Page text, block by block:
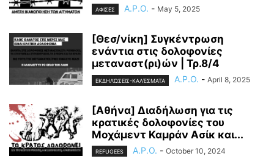
ΑΦΙΣΕΣ A.P.O. - May 5, 2025
[Θεσ/νίκη] Συγκέντρωση
ενάντια στις δολοφονίες
μεταναστ(ρι)ών | Τρ.8/4
ΕΚΔΗΛΏΣΕΙΣ-ΚΑΛΈΣΜΑΤΑ A.P.O. - April 8, 2025
[Αθήνα] Διαδήλωση για τις
κρατικές δολοφονίες του
Μοχάμεντ Καμράν Ασίκ και...
REFUGEES A.P.O. - October 10, 2024